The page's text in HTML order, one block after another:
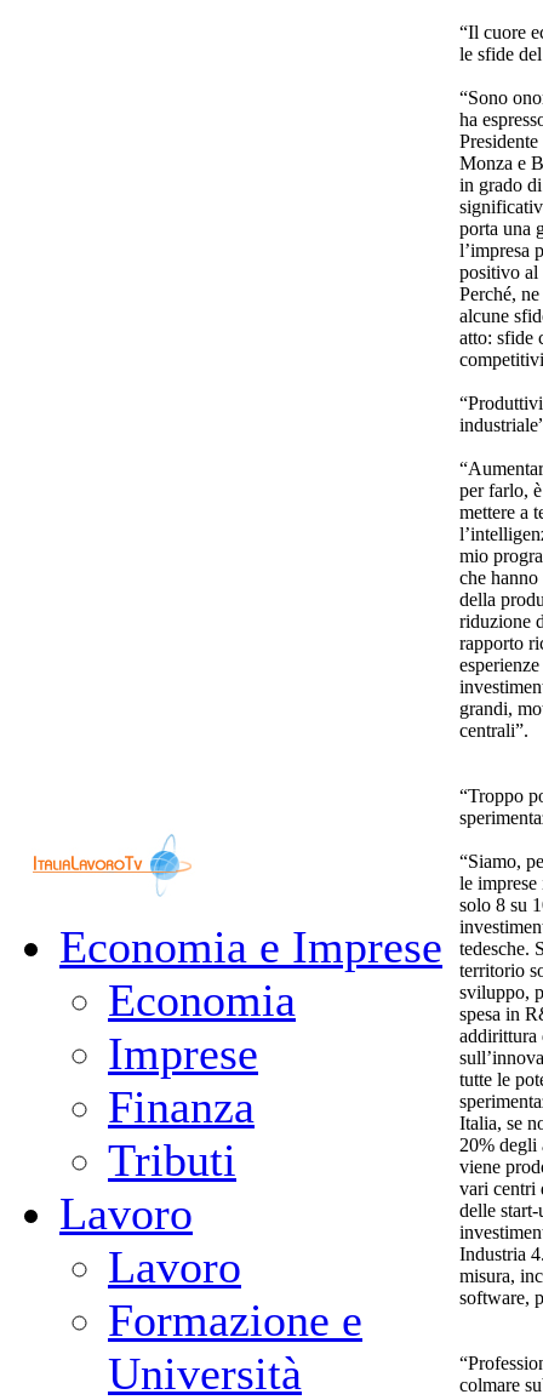
Economia e Imprese
Economia
Imprese
Finanza
Tributi
Lavoro
Lavoro
Formazione e
Università
“Il cuore
le sfide
“Sono
ha
Monza e
in grado
porta una
l’impresa
positivo al
Perché,
alcune
atto: sfide
per farlo,
mettere a
mio
che
della
riduzione
rapporto
grandi,
centrali”.
“Troppo
“Siamo,
le
solo 8 su
tedesche.
territorio
sviluppo,
spesa in
addirittura
tutte le
Italia, se
20% degli
viene
vari centri
delle
Industria
misura,
software,
colmare